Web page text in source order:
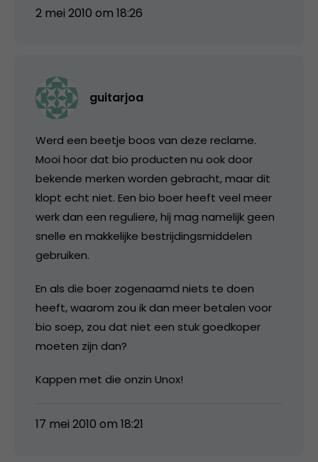
2 mei 2010 om 18:26
guitarjoa
Werd een beetje boos van deze reclame.
Mooi hoor dat bio producten nu ook door
bekende merken worden gebracht, maar dit
klopt echt niet. Een bio boer heeft veel meer
werk dan een reguliere, hij mag namelijk geen
snelle en makkelijke bestrijdingsmiddelen
gebruiken.
En als die boer zogenaamd niets te doen
heeft, waarom zou ik dan meer betalen voor
bio soep, zou dat niet een stuk goedkoper
moeten zijn dan?
Kappen met die onzin Unox!
17 mei 2010 om 18:21